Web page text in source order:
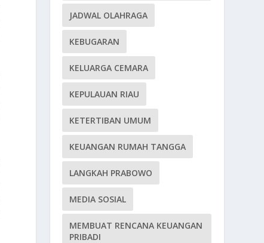
JADWAL OLAHRAGA
KEBUGARAN
KELUARGA CEMARA
KEPULAUAN RIAU
KETERTIBAN UMUM
KEUANGAN RUMAH TANGGA
LANGKAH PRABOWO
MEDIA SOSIAL
MEMBUAT RENCANA KEUANGAN
PRIBADI